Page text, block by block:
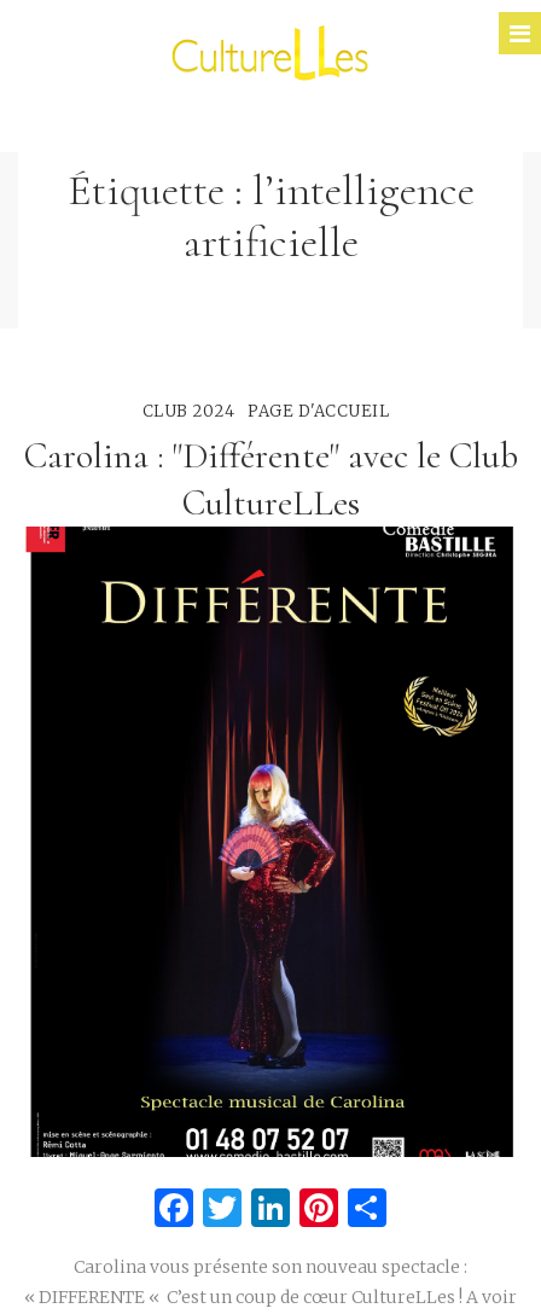
Étiquette : l’intelligence
artificielle
CLUB 2024 PAGE D'ACCUEIL
Carolina : "Différente" avec le Club
CultureLLes
Facebook
Twitter
LinkedIn
Pinterest
Carolina vous présente son nouveau spectacle :
« DIFFERENTE « C’est un coup de cœur CultureLLes ! A voir